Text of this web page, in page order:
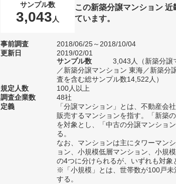
サンプル数
3,043 人
この新築分譲マンション
ています。
事前調査
2018/06/25～2018/10/04
更新日
2019/02/01
サンプル数
3,043人（新築分譲
／新築分譲マンション 東海／新築分
査を含む総サンプル数14,522人）
規定人数
100人以上
調査企業数
48社
定義
「分譲マンション」とは、不動産会
販売するマンションを指す。「新築の
を対象とし、「中古の分譲マンショ
る。
なお、マンションは主にタワーマン
ョン、小規模低層マンション、小規
の4つに分けられるが、いずれも対象
※「小規模」とは、世帯数が100戸未
する。